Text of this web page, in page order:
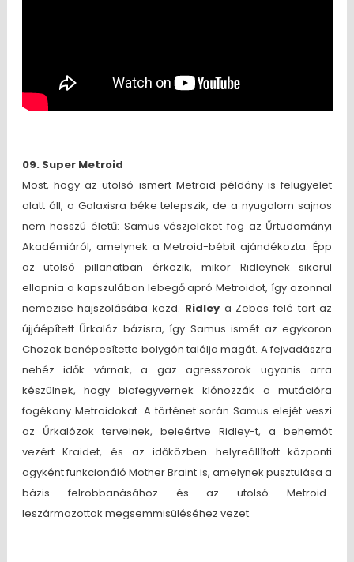
09. Super Metroid
Most, hogy az utolsó ismert Metroid példány is felügyelet
alatt áll, a Galaxisra béke telepszik, de a nyugalom sajnos
nem hosszú életű: Samus vészjeleket fog az Űrtudományi
Akadémiáról, amelynek a Metroid-bébit ajándékozta. Épp
az utolsó pillanatban érkezik, mikor Ridleynek sikerül
ellopnia a kapszulában lebegő apró Metroidot, így azonnal
nemezise hajszolásába kezd. Ridleya Zebes felé tart az
újjáépített Űrkalóz bázisra, így Samus ismét az egykoron
Chozok benépesítette bolygón találja magát. A fejvadászra
nehéz idők várnak, a gaz agresszorok ugyanis arra
készülnek, hogy biofegyvernek klónozzák a mutációra
fogékony Metroidokat. A történet során Samus elejét veszi
az Űrkalózok terveinek, beleértve Ridley-t, a behemót
vezért Kraidet, és az időközben helyreállított központi
agyként funkcionáló Mother Braint is, amelynek pusztulása a
bázis felrobbanásához és az utolsó Metroid-
leszármazottak megsemmisüléséhez vezet.